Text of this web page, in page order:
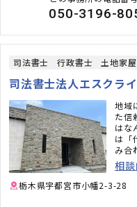
050-3196-
司法書士 行政書士 土地家
司法書士法人エスクラ
地域
た信
はな
は「
み合
相
栃木県宇都宮市小幡2-3-28